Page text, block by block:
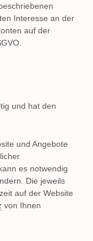
Interesse an der
auf der
und hat den
und Angebote
es notwendig
Die jeweils
auf der Website
von Ihnen